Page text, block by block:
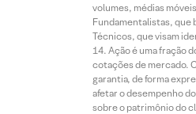
volumes, médias
Fundamentalistas, que
Técnicos, que visam
Ação é uma fração
cotações de mercado.
garantia, de forma
afetar o desempenho
sobre o patrimônio do